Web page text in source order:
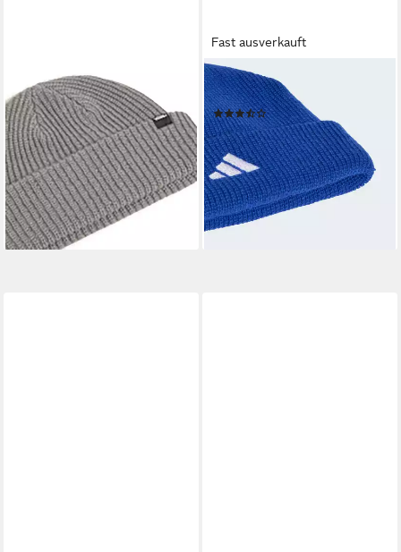
Beanie CORE BASIC CUFF
BEANIE für Kids geeignet,
ohne Bommel, aus Kunstfaser
16,99 € UVP22,00 €
-23%
lieferbar - in 1-2 Werktagen bei dir
Fast ausverkauft
ADIDAS SPORTSWEAR
Beanie K BEANIE
(3)
ab 12,99 € UVP15,00 €
-13%
lieferbar - in 1-2 Werktagen bei dir